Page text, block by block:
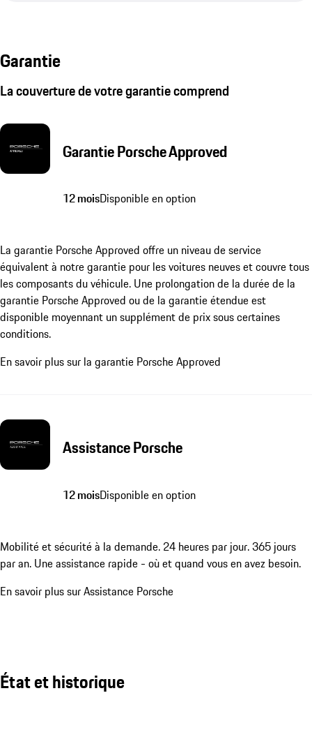
Garantie
La couverture de votre garantie comprend
Garantie Porsche Approved
12 moisDisponible en option
La garantie Porsche Approved offre un niveau de service
équivalent à notre garantie pour les voitures neuves et couvre tous
les composants du véhicule. Une prolongation de la durée de la
garantie Porsche Approved ou de la garantie étendue est
disponible moyennant un supplément de prix sous certaines
conditions.
En savoir plus sur la garantie Porsche Approved
Assistance Porsche
12 moisDisponible en option
Mobilité et sécurité à la demande. 24 heures par jour. 365 jours
par an. Une assistance rapide - où et quand vous en avez besoin.
En savoir plus sur Assistance Porsche
État et historique